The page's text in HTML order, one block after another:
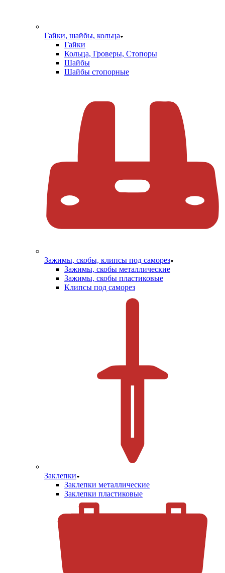
Гайки, шайбы, кольца
Гайки
Кольца, Гроверы, Стопоры
Шайбы
Шайбы стопорные
Зажимы, скобы, клипсы под саморез
Зажимы, скобы металлические
Зажимы, скобы пластиковые
Клипсы под саморез
Заклепки
Заклепки металлические
Заклепки пластиковые